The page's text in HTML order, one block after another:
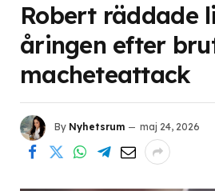
Robert räddade
åringen efter
macheteattack
By Nyhetsrum maj 24, 2026